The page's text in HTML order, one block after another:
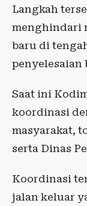
Langkah
menghindari
baru di
penyelesaian
Saat ini
koordinasi
masyarakat,
serta Dinas
Koordinasi
jalan keluar